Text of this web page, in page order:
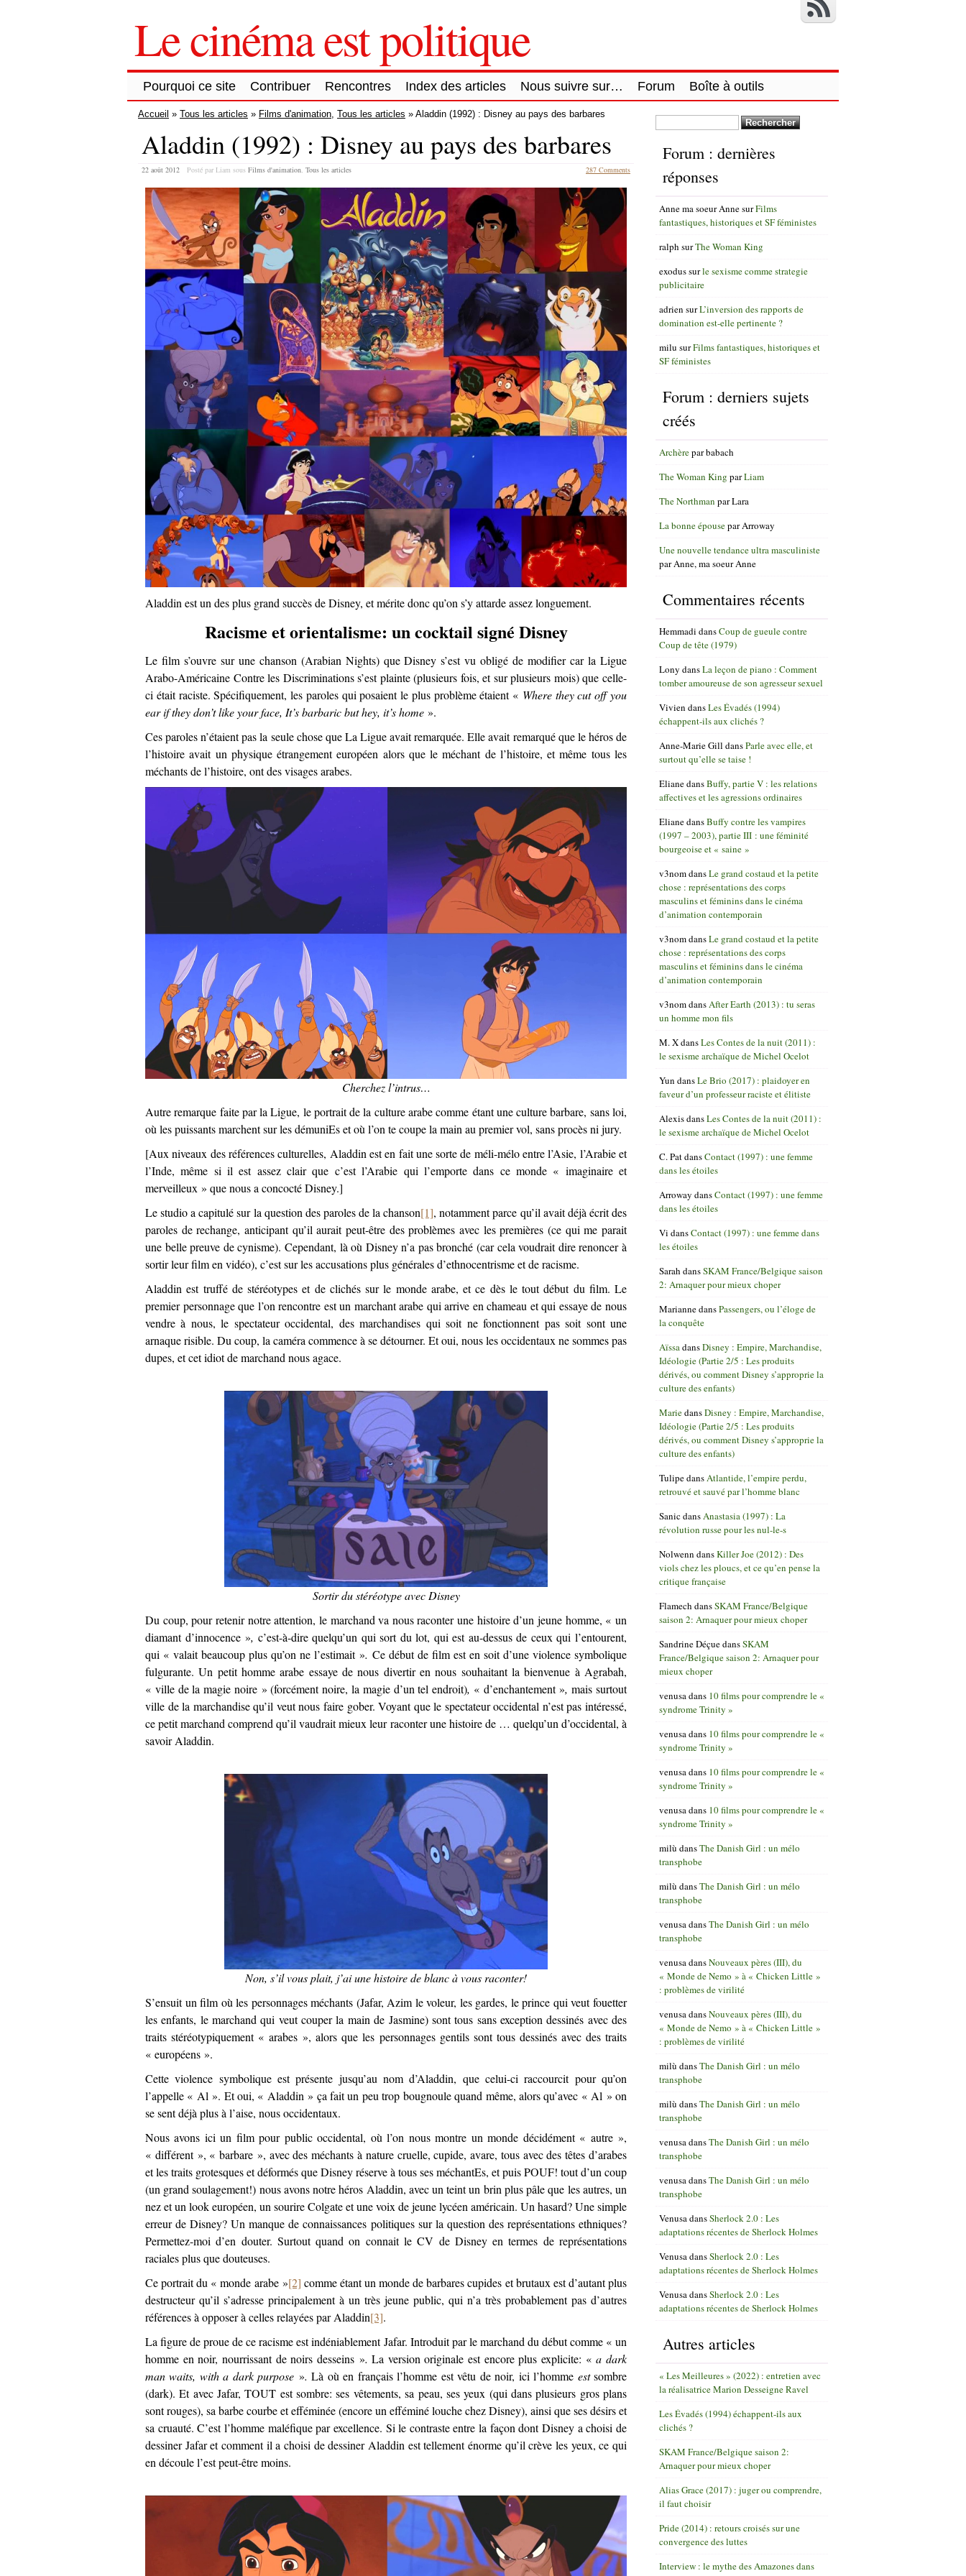
Le cinéma est politique
Pourquoi ce site Contribuer Rencontres Index des articles Nous suivre sur… Forum Boîte à outils
Accueil » Tous les articles » Films d'animation Tous les articles » Aladdin (1992) : Disney au pays des barbares
Aladdin (1992) : Disney au pays des barbares
22 août 2012 Posté par Liam sous Films d'animation Tous les articles 287 Comments
Aladdin est un des plus grand succès de Disney, et mérite donc qu’on s’y attarde assez longuement.
Racisme et orientalisme: un cocktail signé Disney
Le film s’ouvre sur une chanson (Arabian Nights) que Disney s’est vu obligé de modifier car la Ligue
Arabo-Américaine Contre les Discriminations s’est plainte (plusieurs fois, et sur plusieurs mois) que celle-
ci était raciste. Spécifiquement, les paroles qui posaient le plus problème étaient « Where they cut off you
ear if they don’t like your face, It’s barbaric but hey, it’s home ».
Ces paroles n’étaient pas la seule chose que La Ligue avait remarquée. Elle avait remarqué que le héros de
l’histoire avait un physique étrangement européen alors que le méchant de l’histoire, et même tous les
méchants de l’histoire, ont des visages arabes.
Cherchez l’intrus…
Autre remarque faite par la Ligue, le portrait de la culture arabe comme étant une culture barbare, sans loi,
où les puissants marchent sur les démuniEs et où l’on te coupe la main au premier vol, sans procès ni jury.
[Aux niveaux des références culturelles, Aladdin est en fait une sorte de méli-mélo entre l’Asie, l’Arabie et
l’Inde, même si il est assez clair que c’est l’Arabie qui l’emporte dans ce monde « imaginaire et
merveilleux » que nous a concocté Disney.]
Le studio a capitulé sur la question des paroles de la chanson[1], notamment parce qu’il avait déjà écrit des
paroles de rechange, anticipant qu’il aurait peut-être des problèmes avec les premières (ce qui me parait
une belle preuve de cynisme). Cependant, là où Disney n’a pas bronché (car cela voudrait dire renoncer à
sortir leur film en vidéo), c’est sur les accusations plus générales d’ethnocentrisme et de racisme.
Aladdin est truffé de stéréotypes et de clichés sur le monde arabe, et ce dès le tout début du film. Le
premier personnage que l’on rencontre est un marchant arabe qui arrive en chameau et qui essaye de nous
vendre à nous, le spectateur occidental, des marchandises qui soit ne fonctionnent pas soit sont une
arnaque risible. Du coup, la caméra commence à se détourner. Et oui, nous les occidentaux ne sommes pas
dupes, et cet idiot de marchand nous agace.
Sortir du stéréotype avec Disney
Du coup, pour retenir notre attention, le marchand va nous raconter une histoire d’un jeune homme, « un
diamant d’innocence », c’est-à-dire quelqu’un qui sort du lot, qui est au-dessus de ceux qui l’entourent,
qui « valait beaucoup plus qu’on ne l’estimait ». Ce début de film est en soit d’une violence symbolique
fulgurante. Un petit homme arabe essaye de nous divertir en nous souhaitant la bienvenue à Agrabah,
« ville de la magie noire » (forcément noire, la magie d’un tel endroit), « d’enchantement »,mais surtout
ville de la marchandise qu’il veut nous faire gober. Voyant que le spectateur occidental n’est pas intéressé,
ce petit marchand comprend qu’il vaudrait mieux leur raconter une histoire de … quelqu’un d’occidental, à
savoir Aladdin.
Non, s’il vous plait, j’ai une histoire de blanc à vous raconter!
S’ensuit un film où les personnages méchants (Jafar, Azim le voleur, les gardes, le prince qui veut fouetter
les enfants, le marchand qui veut couper la main de Jasmine) sont tous sans exception dessinés avec des
traits stéréotypiquement « arabes », alors que les personnages gentils sont tous dessinés avec des traits
« européens ».
Cette violence symbolique est présente jusqu’au nom d’Aladdin, que celui-ci raccourcit pour qu’on
l’appelle « Al ». Et oui, « Aladdin » ça fait un peu trop bougnoule quand même, alors qu’avec « Al » on
se sent déjà plus à l’aise, nous occidentaux.
Nous avons ici un film pour public occidental, où l’on nous montre un monde décidément « autre »,
« différent », « barbare », avec des méchants à nature cruelle, cupide, avare, tous avec des têtes d’arabes
et les traits grotesques et déformés que Disney réserve à tous ses méchantEs, et puis POUF! tout d’un coup
(un grand soulagement!) nous avons notre héros Aladdin, avec un teint un brin plus pâle que les autres, un
nez et un look européen, un sourire Colgate et une voix de jeune lycéen américain. Un hasard? Une simple
erreur de Disney? Un manque de connaissances politiques sur la question des représentations ethniques?
Permettez-moi d’en douter. Surtout quand on connait le CV de Disney en termes de représentations
raciales plus que douteuses.
Ce portrait du « monde arabe »[2] comme étant un monde de barbares cupides et brutaux est d’autant plus
destructeur qu’il s’adresse principalement à un très jeune public, qui n’a très probablement pas d’autres
références à opposer à celles relayées par Aladdin[3].
La figure de proue de ce racisme est indéniablement Jafar. Introduit par le marchand du début comme « un
homme en noir, nourrissant de noirs desseins ».La version originale est encore plus explicite: «a dark
man waits, with a dark purpose ».Là où en français l’homme est vêtu de noir, ici l’homme estsombre
(dark). Et avec Jafar, TOUT est sombre: ses vêtements, sa peau, ses yeux (qui dans plusieurs gros plans
sont rouges), sa barbe courbe et efféminée (encore un efféminé louche chez Disney), ainsi que ses désirs et
sa cruauté. C’est l’homme maléfique par excellence. Si le contraste entre la façon dont Disney a choisi de
dessiner Jafar et comment il a choisi de dessiner Aladdin est tellement énorme qu’il crève les yeux, ce qui
en découle l’est peut-être moins.
Forum : dernières
réponses
Anne ma soeur AnnesurFilms
fantastiques, historiques et SF féministes
ralph surThe Woman King
exodussurle sexisme comme strategie
publicitaire
adrien surL’inversion des rapports de
domination est-elle pertinente ?
milu surFilms fantastiques, historiques et
SF féministes
Forum : derniers sujets
créés
Archèreparbabach
The Woman King parLiam
The Northman parLara
La bonne épouseparArroway
Une nouvelle tendance ultra masculiniste
parAnne, ma soeur Anne
Commentaires récents
Hemmadi dansCoup de gueule contre
Coup de tête (1979)
Lony dansLa leçon de piano : Comment
tomber amoureuse de son agresseur sexuel
Vivien dansLes Évadés (1994)
échappent-ils aux clichés ?
Anne-Marie Gill dansParle avec elle, et
surtout qu’elle se taise !
ElianedansBuffy, partie V : les relations
affectives et les agressions ordinaires
ElianedansBuffy contre les vampires
(1997 – 2003), partie III : une féminité
bourgeoise et « saine »
v3nomdansLe grand costaud et la petite
chose : représentations des corps
masculins et féminins dans le cinéma
d’animation contemporain
v3nomdansLe grand costaud et la petite
chose : représentations des corps
masculins et féminins dans le cinéma
d’animation contemporain
v3nomdans After Earth (2013) : tu seras
un homme mon fils
M. XdansLes Contes de la nuit (2011) :
le sexisme archaïque de Michel Ocelot
Yun dansLe Brio (2017) : plaidoyer en
faveur d’un professeur raciste et élitiste
AlexisdansLes Contes de la nuit (2011) :
le sexisme archaïque de Michel Ocelot
C. PatdansContact (1997) : une femme
dans les étoiles
Arroway dansContact (1997) : une femme
dans les étoiles
Vi dansContact (1997) : une femme dans
les étoiles
Sarah dansSKAM France/Belgique saison
2: Arnaquer pour mieux choper
MariannedansPassengers, ou l’éloge de
la conquête
Aïssa dansDisney : Empire, Marchandise,
Idéologie (Partie 2/5 : Les produits
dérivés, ou comment Disney s’approprie la
culture des enfants)
MariedansDisney : Empire, Marchandise,
Idéologie (Partie 2/5 : Les produits
dérivés, ou comment Disney s’approprie la
culture des enfants)
Tulipedans Atlantide, l’empire perdu,
retrouvé et sauvé par l’homme blanc
Sanicdans Anastasia (1997) : La
révolution russe pour les nul-le-s
Nolwenn dansKiller Joe (2012) : Des
viols chez les ploucs, et ce qu’en pense la
critique française
Flamech dansSKAM France/Belgique
saison 2: Arnaquer pour mieux choper
Sandrine DéçuedansSKAM
France/Belgique saison 2: Arnaquer pour
mieux choper
venusa dans 10 films pour comprendre le «
syndrome Trinity »
venusa dans 10 films pour comprendre le «
syndrome Trinity »
venusa dans 10 films pour comprendre le «
syndrome Trinity »
venusa dans 10 films pour comprendre le «
syndrome Trinity »
milù dansThe Danish Girl : un mélo
transphobe
milù dansThe Danish Girl : un mélo
transphobe
venusa dansThe Danish Girl : un mélo
transphobe
venusa dansNouveaux pères (III), du
« Monde de Nemo » à « Chicken Little »
: problèmes de virilité
venusa dansNouveaux pères (III), du
« Monde de Nemo » à « Chicken Little »
: problèmes de virilité
milù dansThe Danish Girl : un mélo
transphobe
milù dansThe Danish Girl : un mélo
transphobe
venusa dansThe Danish Girl : un mélo
transphobe
venusa dansThe Danish Girl : un mélo
transphobe
Venusa dansSherlock 2.0 : Les
adaptations récentes de Sherlock Holmes
Venusa dansSherlock 2.0 : Les
adaptations récentes de Sherlock Holmes
Venusa dansSherlock 2.0 : Les
adaptations récentes de Sherlock Holmes
Autres articles
« Les Meilleures » (2022) : entretien avec
la réalisatrice Marion Desseigne Ravel
Les Évadés (1994) échappent-ils aux
clichés ?
SKAM France/Belgique saison 2:
Arnaquer pour mieux choper
Alias Grace (2017) : juger ou comprendre,
il faut choisir
Pride (2014) : retours croisés sur une
convergence des luttes
Interview : le mythe des Amazones dans